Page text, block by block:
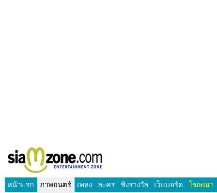
หน้าแรก ภาพยนตร์ เพลง ละคร ชิงรางวัล เว็บบอร์ด โฆษณา